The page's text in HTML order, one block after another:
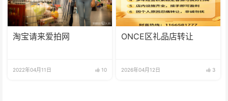
淘宝请来爱拍网
2022年04月11日 10
ONCE区礼品店转让
2026年04月12日 3